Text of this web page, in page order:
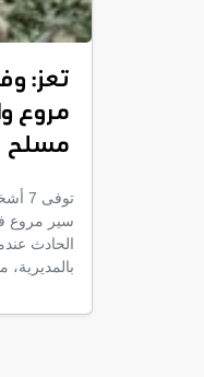
مسلح
سير مروع
الحادث
بالمديرية،